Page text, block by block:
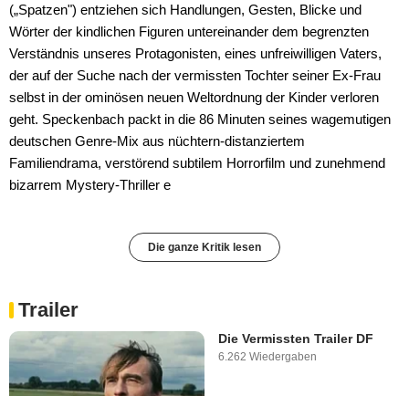
(„Spatzen") entziehen sich Handlungen, Gesten, Blicke und
Wörter der kindlichen Figuren untereinander dem begrenzten
Verständnis unseres Protagonisten, eines unfreiwilligen Vaters,
der auf der Suche nach der vermissten Tochter seiner Ex-Frau
selbst in der ominösen neuen Weltordnung der Kinder verloren
geht. Speckenbach packt in die 86 Minuten seines wagemutigen
deutschen Genre-Mix aus nüchtern-distanziertem
Familiendrama, verstörend subtilem Horrorfilm und zunehmend
bizarrem Mystery-Thriller e
Die ganze Kritik lesen
Trailer
Die Vermissten Trailer DF
6.262 Wiedergaben